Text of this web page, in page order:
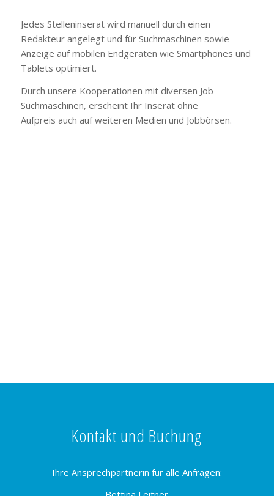
Jedes Stelleninserat wird manuell durch einen
Redakteur angelegt und für Suchmaschinen sowie
Anzeige auf mobilen Endgeräten wie Smartphones und
Tablets optimiert.
Durch unsere Kooperationen mit diversen Job-
Suchmaschinen, erscheint Ihr Inserat ohne
Aufpreis auch auf weiteren Medien und Jobbörsen.
Kontakt und Buchung
Ihre Ansprechpartnerin für alle Anfragen: